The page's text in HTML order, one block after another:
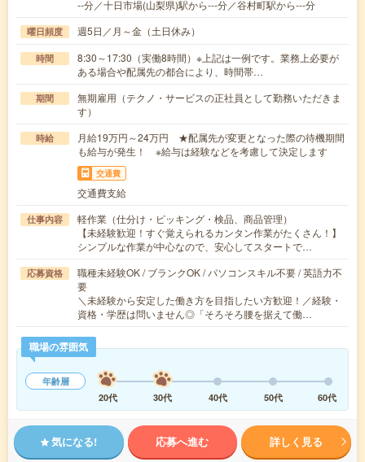
--分／十日市場(山梨県)駅から---分／谷村町駅から---分
曜日頻度 週5日／月～金（土日休み）
時間
8:30～17:30（実働8時間）※上記は一例です。業務上必要が
ある場合や配属先の都合により、時間帯…
期間
無期雇用（テクノ・サービスの正社員として勤務いただきま
す）
時給
月給19万円～24万円 ★配属先が変更となった際の待機期間
も給与が発生！ ※給与は経験などを考慮して決定します
交通費
交通費支給
仕事内容
軽作業（仕分け・ピッキング・検品、商品管理）
【未経験歓迎！すぐ覚えられるカンタン作業がたくさん！】
シンプルな作業が中心なので、安心してスタートで…
応募資格
職種未経験OK / ブランクOK / パソコンスキル不要 / 英語力不
要
＼未経験から安定した働き方を目指したい方歓迎！／経験・
資格・学歴は問いません◎「そろそろ腰を据えて働…
職場の雰囲気
年齢層
20代
30代 40代 50代 60代
気になる! 応募へ進む 詳しく見る